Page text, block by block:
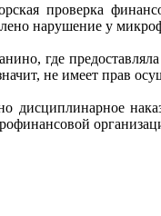
проверка
нарушение у
где
не имеет прав